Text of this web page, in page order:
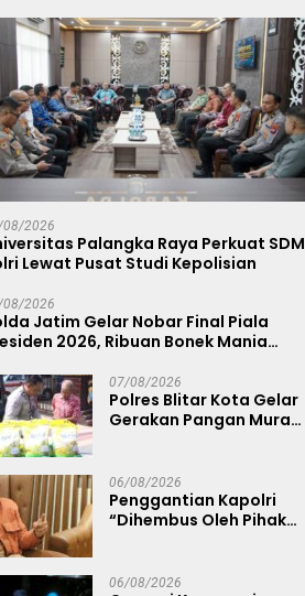
08/2026
Palangka Raya Perkuat SDM
Lewat Pusat Studi Kepolisian
08/2026
Jatim Gelar Nobar Final Piala
2026, Ribuan Bonek Mania
07/08/2026
Polres Blitar Kota Gelar
Gerakan Pangan Murah
06/08/2026
Penggantian Kapolri
“Dihembus Oleh Pihak
06/08/2026